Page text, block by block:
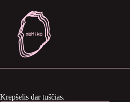
content
Krepšelis dar tuščias.